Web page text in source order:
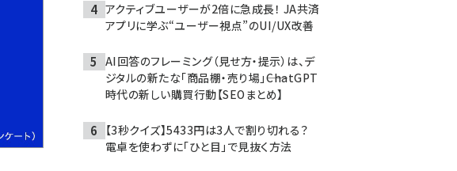
アクティブユーザーが2倍に急成長！ JA共済
アプリに学ぶ“ユーザー視点”のUI/UX改善
AI回答のフレーミング（見せ方・提示）は、デ
ジタルの新たな「商品棚・売り場」――ChatGPT
時代の新しい購買行動【SEOまとめ】
【3秒クイズ】5433円は3人で割り切れる？
電卓を使わずに「ひと目」で見抜く方法